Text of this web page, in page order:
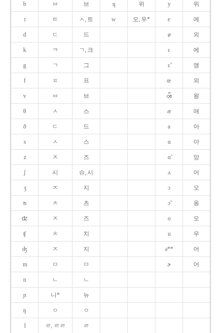
b ㅂ 브 ɥ 위 y 위
t ㅌ ㅅ, 트 w 오, 우* e 에
d ㄷ 드 ø 외
k ㅋ ㄱ, 크 ɛ 에
g ㄱ 그 ɛ̃ 앵
f ㅍ 프 œ 외
v ㅂ 브 욍
θ ㅅ 스 æ 애
ð ㄷ 드 a 아
s ㅅ 스 ɑ 아
z ㅈ 즈 ɑ̃ 앙
ʃ 시 슈, 시 ʌ 어
ʒ ㅈ 지 ɔ 오
ʦ ㅊ 츠 ɔ̃ 옹
ʣ ㅈ 즈 o 오
ʧ ㅊ 치 u 우
ʤ ㅈ 지 ə** 어
m ㅁ ㅁ ɚ 어
n ㄴ ㄴ
ɲ 니* 뉴
ŋ ㅇ ㅇ
l ㄹ, ㄹㄹ ㄹ